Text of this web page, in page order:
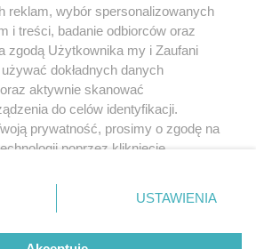
udostępniania wideo oraz dzienniki lub
lub wydawane przez podmioty wchodzące
w rozumieniu art. 4 pkt 14
r. o ochronie konkurencji i
r. poz. 275) znajdują się pod tym link
Rada Radiofonii i Telewizji jest organem
radiofonii i telewizji, zaś nadawca –
reklam, wybór spersonalizowanych
i treści, badanie odbiorców oraz
zgodą Użytkownika my i Zaufani
dokładnych danych
aktywnie skanować
do celów identyfikacji.
prywatność, prosimy o zgodę na
poprzez kliknięcie
przycisk ustawień prywatności
dolnym rogu strony
danych nie wymagają zgody
USTAWIENIA